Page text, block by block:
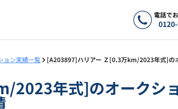
電話で
ョン実績一覧 [A203897]ハリアー Ｚ[0.3万km/2023年式]の
2023年式]のオークシ